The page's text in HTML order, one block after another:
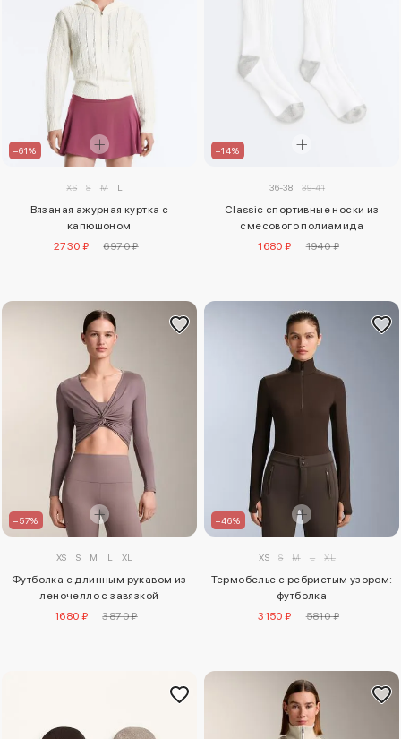
–61%
XS S M L
Вязаная ажурная куртка с
капюшоном
2730 ₽
6970 ₽
–14%
36-38 39-41
Classic спортивные носки из
смесового полиамида
1680 ₽
1940 ₽
–57%
XS S M L XL
Футболка с длинным рукавом из
леночелло с завязкой
1680 ₽
3870 ₽
–46%
XS S M L XL
Термобелье с ребристым узором:
футболка
3150 ₽
5810 ₽